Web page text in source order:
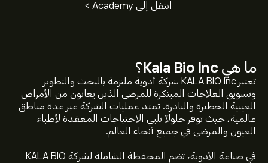
ما هيKala Bio Inc؟
تعتبر KALA BIO Inc شركة أدوية ملتزمة بالبحث والتطوير
وتسويق العلاجات المبتكرة للمرضى الذين يعانون من الأمراض
العينية الخطيرة والنادرة. تمتد عمليات الشركة عبر عدة مناطق
عالمية، حيث توفر حلولاً تلبي الاحتياجات المعقدة لأطباء
العيون والمرضى في جميع أنحاء العالم.
في صناعة الأدوية، تضم المحفظة الشاملة لشركة KALA BIO
انتقل إلى Academy >